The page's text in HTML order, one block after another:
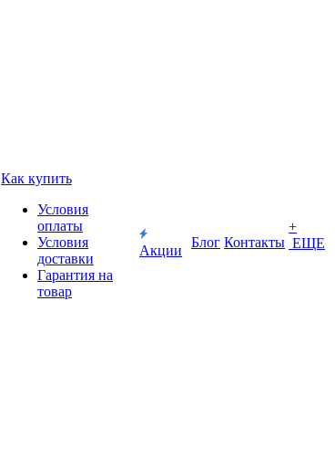
Как купить
Условия
оплаты
Условия
доставки
Гарантия на
товар
Акции
Блог Контакты
+
ЕЩЕ